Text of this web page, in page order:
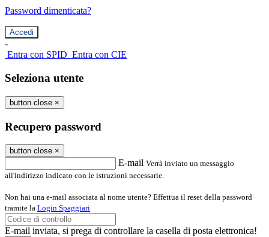
Password dimenticata?
-
Entra con SPID Entra con CIE
Seleziona utente
button close ×
Recupero password
button close ×
E-mail Verrà inviato un messaggio
all'indirizzo indicato con le istruzioni necessarie.
Non hai una e-mail associata al nome utente? Effettua il reset della password
tramite la Login Spaggiari
E-mail inviata, si prega di controllare la casella di posta elettronica!